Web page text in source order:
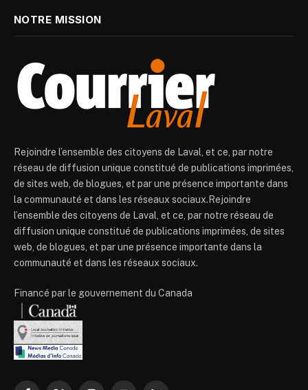
NOTRE MISSION
Rejoindre l’ensemble des citoyens de Laval, et ce, par notre
réseau de diffusion unique constitué de publications imprimées,
de sites web, de blogues, et par une présence importante dans
la communauté et dans les réseaux sociaux.Rejoindre
l’ensemble des citoyens de Laval, et ce, par notre réseau de
diffusion unique constitué de publications imprimées, de sites
web, de blogues, et par une présence importante dans la
communauté et dans les réseaux sociaux.
Financé par le gouvernement du Canada